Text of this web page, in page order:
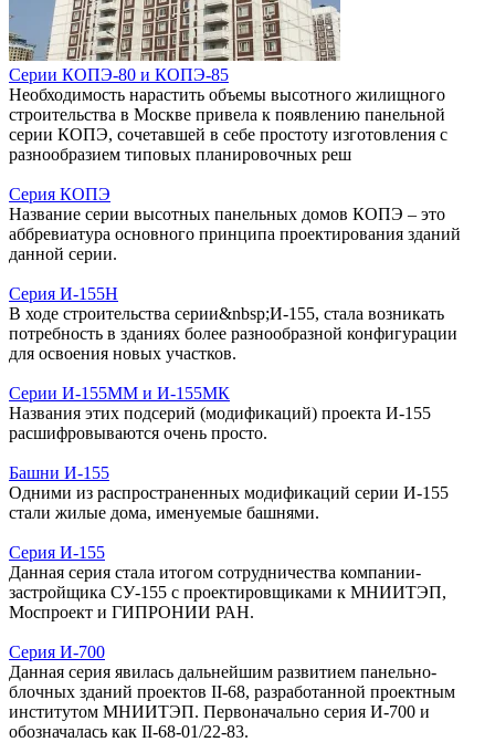
Серии КОПЭ-80 и КОПЭ-85
Необходимость нарастить объемы высотного жилищного
строительства в Москве привела к появлению панельной
серии КОПЭ, сочетавшей в себе простоту изготовления с
разнообразием типовых планировочных реш
Серия КОПЭ
Название серии высотных панельных домов КОПЭ – это
аббревиатура основного принципа проектирования зданий
данной серии.
Серия И-155Н
В ходе строительства серии&nbsp;И-155, стала возникать
потребность в зданиях более разнообразной конфигурации
для освоения новых участков.
Серии И-155ММ и И-155МК
Названия этих подсерий (модификаций) проекта И-155
расшифровываются очень просто.
Башни И-155
Одними из распространенных модификаций серии И-155
стали жилые дома, именуемые башнями.
Серия И-155
Данная серия стала итогом сотрудничества компании-
застройщика СУ-155 с проектировщиками к МНИИТЭП,
Моспроект и ГИПРОНИИ РАН.
Серия И-700
Данная серия явилась дальнейшим развитием панельно-
блочных зданий проектов II-68, разработанной проектным
институтом МНИИТЭП. Первоначально серия И-700 и
обозначалась как II-68-01/22-83.